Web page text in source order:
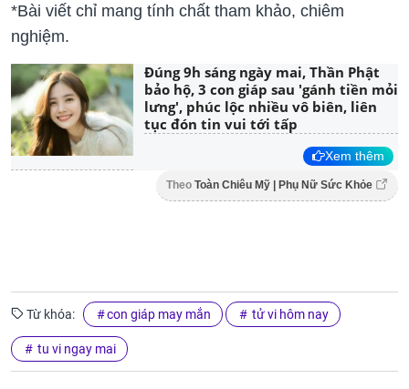
*Bài viết chỉ mang tính chất tham khảo, chiêm
nghiệm.
Đúng 9h sáng ngày mai, Thần Phật
bảo hộ, 3 con giáp sau 'gánh tiền mỏi
lưng', phúc lộc nhiều vô biên, liên
tục đón tin vui tới tấp
Xem thêm
Theo Toàn Chiêu Mỹ | Phụ Nữ Sức Khỏe
Từ khóa: con giáp may mắn tử vi hôm nay
tu vi ngay mai